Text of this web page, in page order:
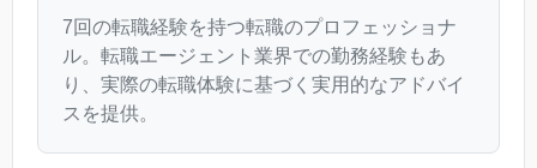
7回の転職経験を持つ転職のプロフェッショナ
ル。転職エージェント業界での勤務経験もあ
り、実際の転職体験に基づく実用的なアドバイ
スを提供。